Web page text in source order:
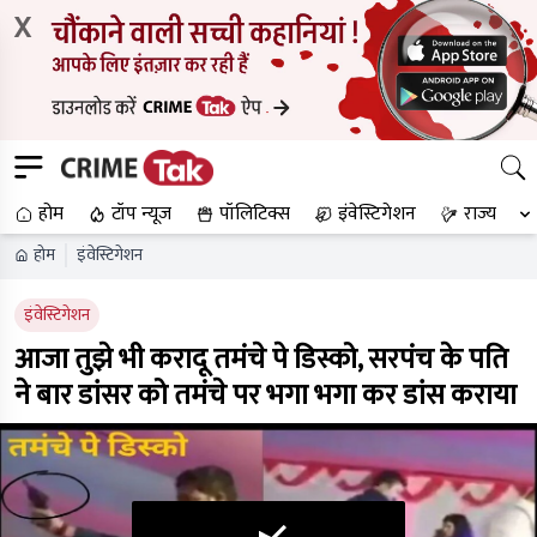
X
होम टॉप न्यूज पॉलिटिक्स इंवेस्टिगेशन राज्य
होम इंवेस्टिगेशन
इंवेस्टिगेशन
आजा तुझे भी करादू तमंचे पे डिस्को, सरपंच के पति
ने बार डांसर को तमंचे पर भगा भगा कर डांस कराया